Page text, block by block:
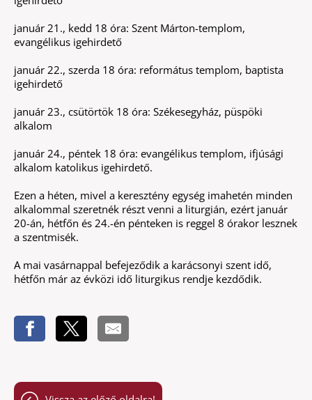
január 21., kedd 18 óra: Szent Márton-templom,
evangélikus igehirdető
január 22., szerda 18 óra: református templom, baptista
igehirdető
január 23., csütörtök 18 óra: Székesegyház, püspöki
alkalom
január 24., péntek 18 óra: evangélikus templom, ifjúsági
alkalom katolikus igehirdető.
Ezen a héten, mivel a keresztény egység imahetén minden
alkalommal szeretnék részt venni a liturgián, ezért január
20-án, hétfőn és 24.-én pénteken is reggel 8 órakor lesznek
a szentmisék.
A mai vasárnappal befejeződik a karácsonyi szent idő,
hétfőn már az évközi idő liturgikus rendje kezdődik.